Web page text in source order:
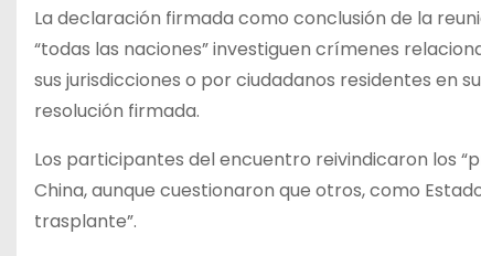
La declaración firmada como conclusión de la
“todas las naciones” investiguen crímenes
sus jurisdicciones o por ciudadanos residentes en
resolución firmada.
Los participantes del encuentro reivindicaron los
China, aunque cuestionaron que otros, como
trasplante”.